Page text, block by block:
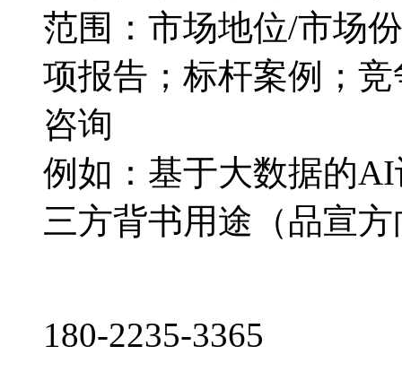
范围：市场地位/市场
项报告；标杆案例；
咨询
例如：基于大数据的
三方背书用途（品宣
180-2235-3365